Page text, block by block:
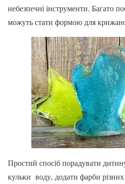
небезпечні інструменти. Багато
можуть стати формою для
Простий спосіб порадувати
кульки воду, додати фарби різних